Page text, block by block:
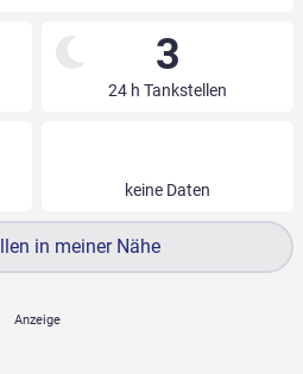
3
24 h Tankstellen
keine Daten
in meiner Nähe